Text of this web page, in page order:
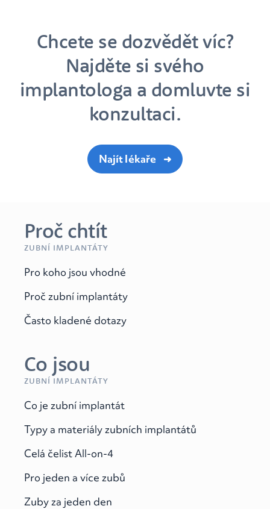
Chcete se dozvědět víc?
Najděte si svého
implantologa a domluvte si
konzultaci.
Najít lékaře
Proč chtít
ZUBNÍ IMPLANTÁTY
Pro koho jsou vhodné
Proč zubní implantáty
Často kladené dotazy
Co jsou
ZUBNÍ IMPLANTÁTY
Co je zubní implantát
Typy a materiály zubních implantátů
Celá čelist All-on-4
Pro jeden a více zubů
Zuby za jeden den